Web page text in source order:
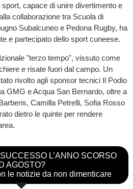
capace di unire divertimento e
collaborazione tra Scuola di
Subalcuneo e Pedona Rugby, ha
e partecipato dello sport cuneese.
"terzo tempo", vissuto come
e risate fuori dal campo. Un
rivolto agli sponsor tecnici Il Podio
GMG e Acqua San Bernardo, oltre a
Camilla Petrelli, Sofia Rosso
dietro le quinte per rendere
L’ANNO SCORSO
AGOSTO?
le notizie da non dimenticare